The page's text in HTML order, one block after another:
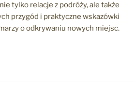
tylko relacje z podróży, ale także
przygód i praktyczne wskazówki
o odkrywaniu nowych miejsc.